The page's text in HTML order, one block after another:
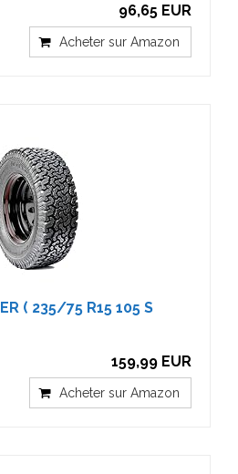
96,65 EUR
Acheter sur Amazon
( 235/75 R15 105 S
159,99 EUR
Acheter sur Amazon